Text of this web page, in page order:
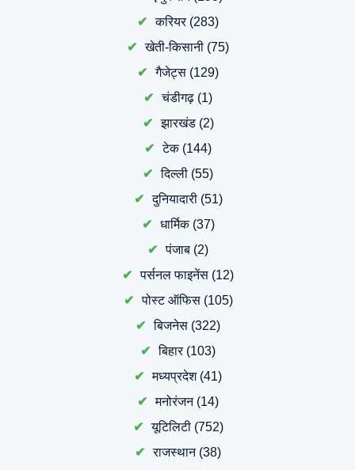
करियर(283)
खेती-किसानी (75)
गैजेट्स (129)
चंडीगढ़ (1)
झारखंड(2)
टेक(144)
दिल्ली (55)
दुनियादारी(51)
धार्मिक(37)
पंजाब (2)
पर्सनल फाइनेंस (12)
पोस्ट ऑफिस(105)
बिजनेस (322)
बिहार(103)
मध्यप्रदेश(41)
मनोरंजन(14)
यूटिलिटी(752)
राजस्थान(38)